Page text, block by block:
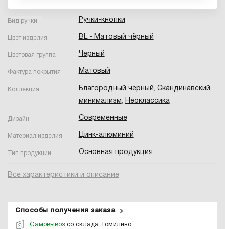
Вид ручки Ручки-кнопки
Цвет изделия BL - Матовый чёрный
Цветовая группа Черный
Фактура покрытия Матовый
Коллекция Благородный чёрный, Скандинавский
минимализм, Неоклассика
Дизайн Современные
Материал изделия Цинк-алюминий
Тип продукции Основная продукция
Все характеристики и описание
Способы получения заказа
Самовывоз со склада Томилино